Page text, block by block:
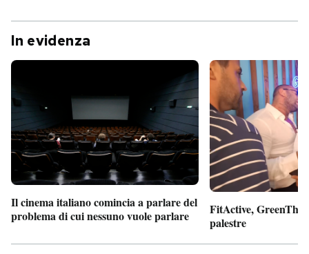
In evidenza
Il cinema italiano comincia a parlare del
problema di cui nessuno vuole parlare
FitActive,
palestre